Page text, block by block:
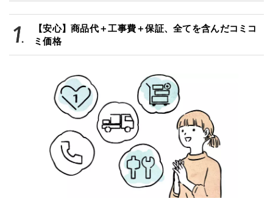
【安心】商品代＋工事費＋保証、全てを含んだコミコ
ミ価格